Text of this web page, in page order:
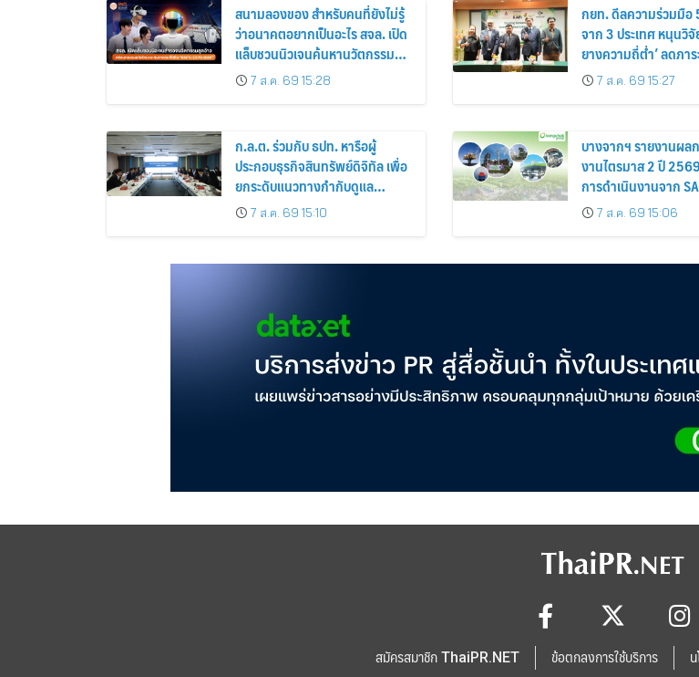
สนามลองของ สำหรับคนที่ยังไม่รู้
ว่าอนาคตอยากเป็นอะไร สจล. เปิด
แล็บชวนนิวเจนค้นหานวัตกรรมสุด
แปลกแต่มีอยู่จริง พร้อมทดลอง
สกิลใหม่และค้นหาคณะที่ใช่ใน
7 ส.ค. 69 15:28
กยท. ดีลความร่วมมือ
จาก 3 ประเทศ หนุนวิจั
ยางความถี่ต่ำ’ ลดภา
เพิ่มประสิทธิภาพการจั
ยาง เสริมคุณภาพผลผ
7 ส.ค. 69 15:27
ก.ล.ต. ร่วมกับ ธปท. หารือผู้
ประกอบธุรกิจสินทรัพย์ดิจิทัล เพื่อ
ยกระดับแนวทางกำกับดูแล
ธุรกรรม stablecoin มุ่งสกัดกั้น
อาชญากรรมทางเทคโนโลยี
7 ส.ค. 69 15:10
บางจากฯ รายงานผล
งานไตรมาส 2 ปี
การดำเนินงานจาก
ธุรกิจหลัก
7 ส.ค. 69 15:06
สมัครสมาชิก ThaiPR.NET ข้อตกลงการใช้บริการ